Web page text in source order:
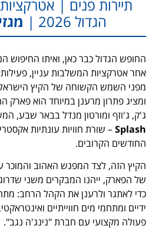
תיירות פנים |
הגדול 2026 |
החופש הגדול כבר כאן, ואיתו
אחר אטרקציות המשלבות עניין,
מפני השמש הקשוחה של הקיץ
ומציג פתרון מרענן במיוחד הוא פארק
ג'ק, ג'וזף ומורטון מנדל בבאר שבע,
Splash– שורת חוויות עונתיות
החודשים הקרובים.
הקיץ הזה, לצד המפגש האהוב והמוכר
של הפארק, ייהנו המבקרים משני
כדי לאתגר ולרענן את הקהל הרחב:
ידיים ומתחמי מים חווייתיים
פעולה מקצועי עם חברת "נינג'ה נגב".